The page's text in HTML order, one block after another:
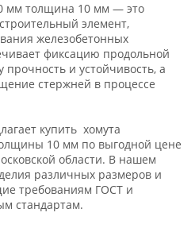
мм толщина 10 мм — это
элемент,
железобетонных
фиксацию продольной
и устойчивость, а
стержней в процессе
купить хомута
10 мм по выгодной цене
области. В нашем
различных размеров и
требованиям ГОСТ и
стандартам.